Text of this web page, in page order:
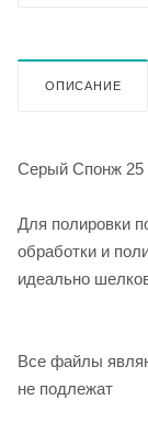
ОПИСАНИЕ
Серый Спонж 25
Для полировки
обработки и
идеально
Все файлы
не подлежат